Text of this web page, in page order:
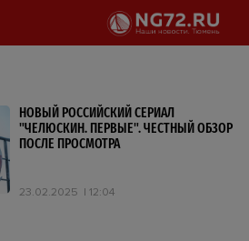
НОВЫЙ РОССИЙСКИЙ СЕРИАЛ
"ЧЕЛЮСКИН. ПЕРВЫЕ". ЧЕСТНЫЙ ОБЗОР
ПОСЛЕ ПРОСМОТРА
23.02.2025 12:04